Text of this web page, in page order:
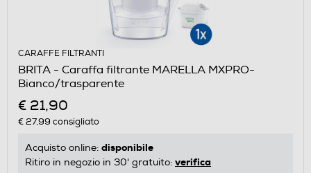
CARAFFE FILTRANTI
BRITA - Caraffa filtrante MARELLA MXPRO-
Bianco/trasparente
€ 21,90
€ 27,99 consigliato
Acquisto online: disponibile
Ritiro in negozio in 30' gratuito: verifica